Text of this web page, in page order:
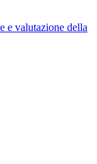
e valutazione della